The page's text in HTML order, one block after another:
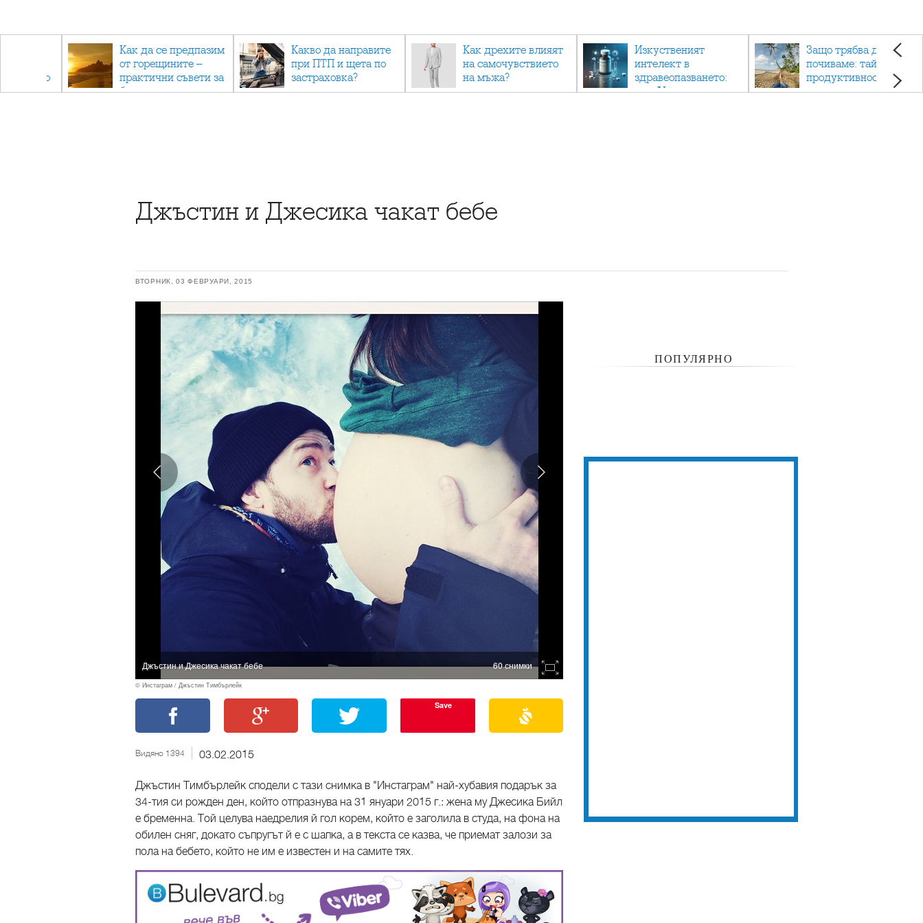
отново
Как да се предпазим
от горещините –
практични съвети за
безопасно лято
Какво да направите
при ПТП и щета по
застраховка?
Как дрехите влияят
на самочувствието
на мъжа?
Изкуственият
интелект в
здравеопазването:
как AI променя
Защо трябва да си
почиваме: тайната на
продуктивността,
здравето и добрия
Джъстин и Джесика чакат бебе
ВТОРНИК, 03 ФЕВРУАРИ, 2015
Джъстин и Джесика чакат бебе 60 снимки
© Инстаграм / Джъстин Тимбърлейк
Save
Видяно 1394 03.02.2015
Джъстин Тимбърлейк сподели с тази снимка в "Инстаграм" най-хубавия подарък за
34-тия си рожден ден, който отпразнува на 31 януари 2015 г.: жена му Джесика Бийл
е бременна. Той целува наедрелия й гол корем, който е заголила в студа, на фона на
обилен сняг, докато съпругът й е с шапка, а в текста се казва, че приемат залози за
пола на бебето, който не им е известен и на самите тях.
ПОПУЛЯРНО